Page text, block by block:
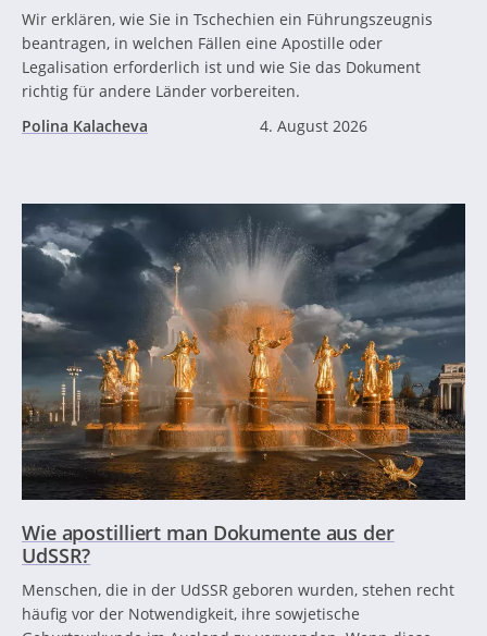
Wir erklären, wie Sie in Tschechien ein Führungszeugnis
beantragen, in welchen Fällen eine Apostille oder
Legalisation erforderlich ist und wie Sie das Dokument
richtig für andere Länder vorbereiten.
Polina Kalacheva
4. August 2026
Wie apostilliert man Dokumente aus der
UdSSR?
Menschen, die in der UdSSR geboren wurden, stehen recht
häufig vor der Notwendigkeit, ihre sowjetische